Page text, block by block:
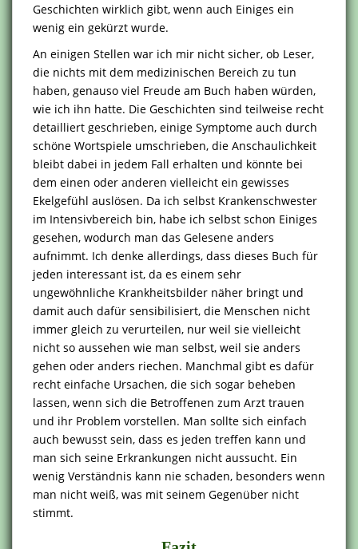
Geschichten wirklich gibt, wenn auch Einiges ein
wenig ein gekürzt wurde.
An einigen Stellen war ich mir nicht sicher, ob Leser,
die nichts mit dem medizinischen Bereich zu tun
haben, genauso viel Freude am Buch haben würden,
wie ich ihn hatte. Die Geschichten sind teilweise recht
detailliert geschrieben, einige Symptome auch durch
schöne Wortspiele umschrieben, die Anschaulichkeit
bleibt dabei in jedem Fall erhalten und könnte bei
dem einen oder anderen vielleicht ein gewisses
Ekelgefühl auslösen. Da ich selbst Krankenschwester
im Intensivbereich bin, habe ich selbst schon Einiges
gesehen, wodurch man das Gelesene anders
aufnimmt. Ich denke allerdings, dass dieses Buch für
jeden interessant ist, da es einem sehr
ungewöhnliche Krankheitsbilder näher bringt und
damit auch dafür sensibilisiert, die Menschen nicht
immer gleich zu verurteilen, nur weil sie vielleicht
nicht so aussehen wie man selbst, weil sie anders
gehen oder anders riechen. Manchmal gibt es dafür
recht einfache Ursachen, die sich sogar beheben
lassen, wenn sich die Betroffenen zum Arzt trauen
und ihr Problem vorstellen. Man sollte sich einfach
auch bewusst sein, dass es jeden treffen kann und
man sich seine Erkrankungen nicht aussucht. Ein
wenig Verständnis kann nie schaden, besonders wenn
man nicht weiß, was mit seinem Gegenüber nicht
stimmt.